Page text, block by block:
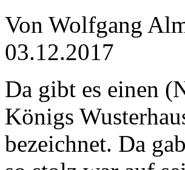
Von Wolfgang
03.12.2017
Da gibt es einen
Königs
bezeichnet. Da